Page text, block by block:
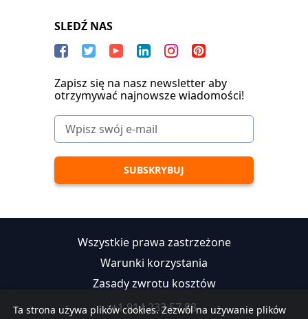
Ta strona używa plików cookies. Zezwól na używanie plików
SLEDŹ NAS
Zapisz się na nasz newsletter aby
otrzymywać najnowsze wiadomości!
Wszystkie prawa zastrzeżone
Warunki korzystania
Zasady zwrotu kosztów
+1 914 233 57 88